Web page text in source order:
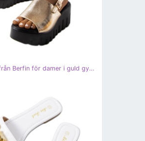
Kilsandaler från Berfin för damer i guld gyllene